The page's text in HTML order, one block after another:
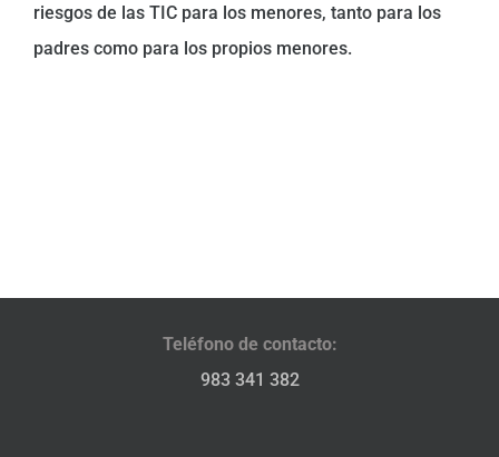
riesgos de las TIC para los menores, tanto para los
padres como para los propios menores.
Teléfono de contacto:
983 341 382